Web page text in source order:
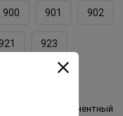
900 901 902
921 923
перманентный